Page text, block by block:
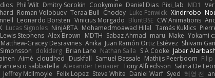
Phil Wilt Dmitry Sorokin Cookymine Daniel Dias Pixi_lab MD1
Roman Volobuev Teraa Bull Chodey Luke Fenwick Xindrrobo
Leonardo Borsten Vinicius Morgado BluntBSE CW Animations
Lucas Signoles NinjARTA Mohamedmoawad Hilal Tamás Kuklics
Lewis Stephens Alex Brown MDTH Sabaz Ahmad maru Make Yokami c:
Matthew-Gracey Desravines Anika Juan Ramón Ortiz Estévez Shivam
dokiderg Brian Lane Nathan Salla S A Cooke Jaber Alarbash
Aimé cloudhed Duskfall Samuel Bassale Mathijs Peerboom
sabbatella Alexander Leinauer Tony Alfredsson Salina De
Jeffrey McIlmoyle Felix Lopez Steve White Daniel Warf Syed 혜영 전